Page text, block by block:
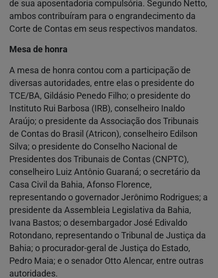
de sua aposentadoria compulsória. Segundo Netto,
ambos contribuíram para o engrandecimento da
Corte de Contas em seus respectivos mandatos.
Mesa de honra
A mesa de honra contou com a participação de
diversas autoridades, entre elas o presidente do
TCE/BA, Gildásio Penedo Filho; o presidente do
Instituto Rui Barbosa (IRB), conselheiro Inaldo
Araújo; o presidente da Associação dos Tribunais
de Contas do Brasil (Atricon), conselheiro Edilson
Silva; o presidente do Conselho Nacional de
Presidentes dos Tribunais de Contas (CNPTC),
conselheiro Luiz Antônio Guaraná; o secretário da
Casa Civil da Bahia, Afonso Florence,
representando o governador Jerônimo Rodrigues; a
presidente da Assembleia Legislativa da Bahia,
Ivana Bastos; o desembargador José Edivaldo
Rotondano, representando o Tribunal de Justiça da
Bahia; o procurador-geral de Justiça do Estado,
Pedro Maia; e o senador Otto Alencar, entre outras
autoridades.